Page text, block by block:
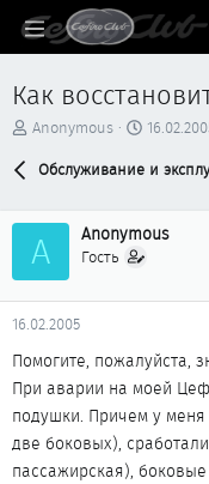
Как
А
е
м
ы
Anonymous
Д
т
а
л
Обслуживание и
A Anonymous
Гость
16.02.2005
Помогите, пожалуйста,
При аварии на моей
подушки. Причем у
две боковых),
пассажирская),